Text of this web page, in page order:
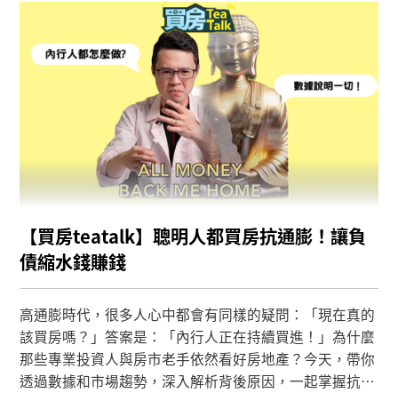
【買房teatalk】聰明人都買房抗通膨！讓負
債縮水錢賺錢
高通膨時代，很多人心中都會有同樣的疑問：「現在真的
該買房嗎？」答案是：「內行人正在持續買進！」為什麼
那些專業投資人與房市老手依然看好房地產？今天，帶你
透過數據和市場趨勢，深入解析背後原因，一起掌握抗通